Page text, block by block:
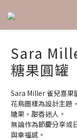
Sara
糖果圓罐
Sara Miller 雀兒喜果
花鳥圖樣為設計主題
糖果，甜香迷人。
無論作為節慶分享或
與幸福感。